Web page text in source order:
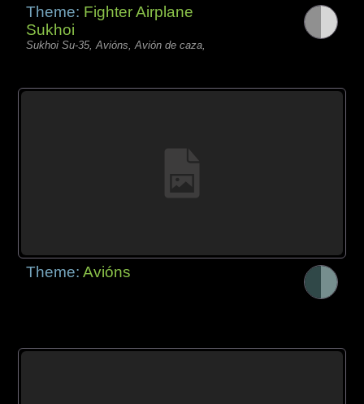
Theme: Fighter Airplane
Sukhoi
Sukhoi Su-35, Avións, Avión de caza,
Theme:Avións